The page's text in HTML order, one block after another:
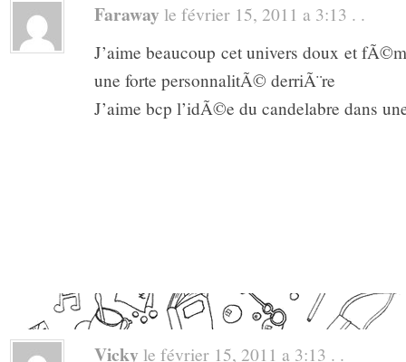
Faraway le février 15, 2011 a 3:13 . .
J’aime beaucoup cet univers doux et
une forte personnalitÃ© derriÃ¨re
J’aime bcp l’idÃ©e du candelabre dans
Vicky le février 15, 2011 a 3:13 . .